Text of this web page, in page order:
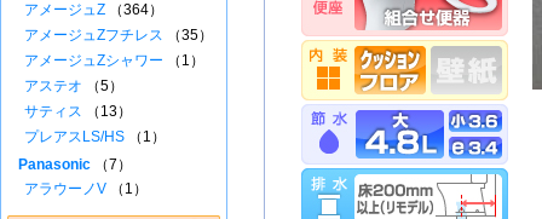
アメージュZ （364）
アメージュZフチレス （35）
アメージュZシャワー （1）
アステオ （5）
サティス （13）
プレアスLS/HS （1）
Panasonic （7）
アラウーノV （1）